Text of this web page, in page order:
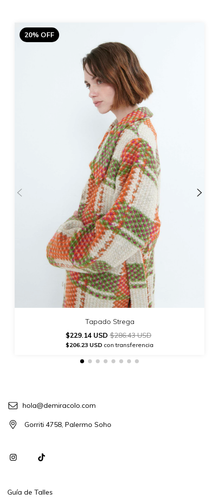
20% OFF
Tapado Strega
$229.14 USD$286.43 USD
$206.23 USD con transferencia
hola@demiracolo.com
Gorriti 4758, Palermo Soho
Guía de Talles